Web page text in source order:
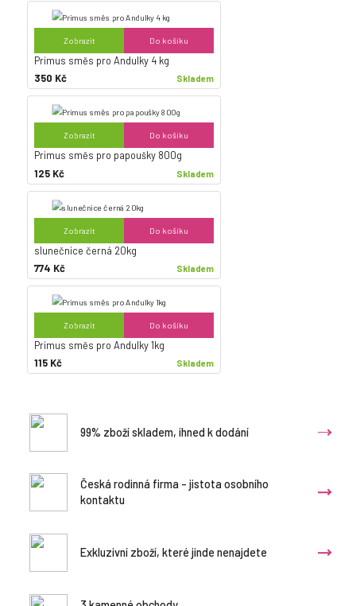
Zobrazit Do košíku
Primus směs pro Andulky 4 kg
350 Kč
Skladem
Zobrazit Do košíku
Primus směs pro papoušky 800g
125 Kč
Skladem
Zobrazit Do košíku
slunečnice černá 20kg
774 Kč
Skladem
Zobrazit Do košíku
Primus směs pro Andulky 1kg
115 Kč
Skladem
99% zboží skladem, ihned k dodání
Česká rodinná firma - jistota osobního
kontaktu
Exkluzivní zboží, které jinde nenajdete